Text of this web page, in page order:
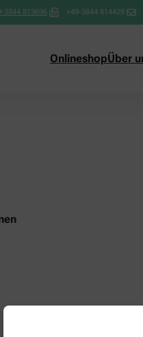
3844 813696 +49-3844 814429
OnlineshopÜber